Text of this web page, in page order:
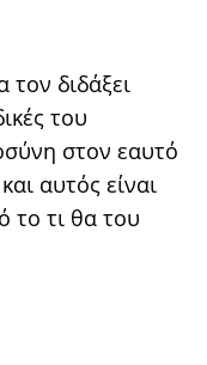
διδάξει
του
στον εαυτό
αυτός είναι
το τι θα του